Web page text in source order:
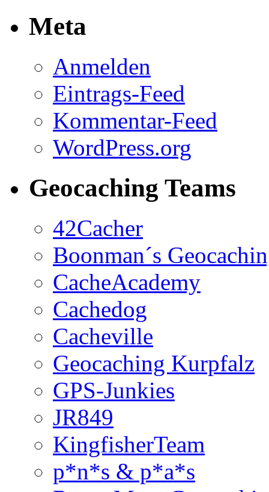
Meta
Anmelden
Eintrags-Feed
Kommentar-Feed
WordPress.org
Geocaching Teams
42Cacher
Boonman´s
CacheAcademy
Cachedog
Cacheville
Geocaching Kurpfalz
GPS-Junkies
JR849
KingfisherTeam
p*n*s & p*a*s